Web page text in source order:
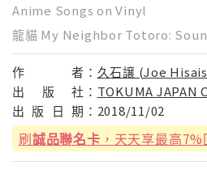
Anime Songs on Vinyl
龍貓 My Neighbor Totoro:
作 者： 久石譲 (Joe
出
版 社： TOKUMA JAPAN
出 版 日 期： 2018/11/02
刷誠品聯名卡 ，天天享最高